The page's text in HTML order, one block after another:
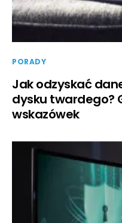
PORADY
Jak odzyskać
dysku twardego?
wskazówek